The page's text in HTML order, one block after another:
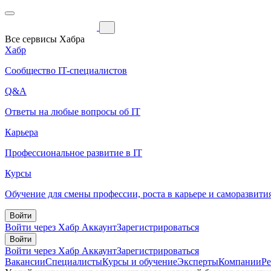
Все сервисы Хабра
Хабр
Сообщество IT-специалистов
Q&A
Ответы на любые вопросы об IT
Карьера
Профессиональное развитие в IT
Курсы
Обучение для смены профессии, роста в карьере и
Войти
Войти через Хабр АккаунтЗарегистрироваться
Войти
Войти через Хабр АккаунтЗарегистрироваться
ВакансииСпециалистыКурсы и обучениеЭкспертыКомпании